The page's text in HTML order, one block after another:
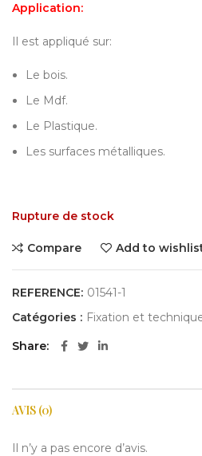
Application:
Il est appliqué sur:
Le bois.
Le Mdf.
Le Plastique.
Les surfaces métalliques.
Rupture de stock
Compare Add to
REFERENCE: 01541-1
Catégories : Fixation et
Share
AVIS (0)
Il n’y a pas encore d’avis.